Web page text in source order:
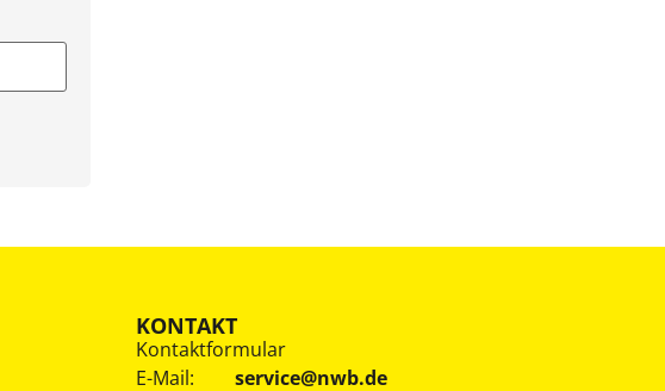
KONTAKT
Kontaktformular
E-Mail:
service@nwb.de